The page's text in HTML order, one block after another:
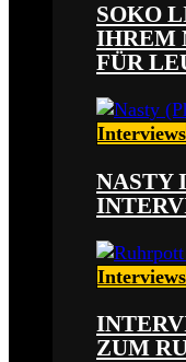
SOKO
IHREM
FÜR
Interviews
NASTY
Interviews
ZUM